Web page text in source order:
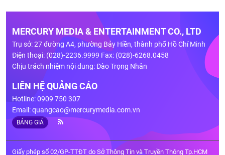
MERCURY MEDIA & ENTERTAINMENT CO., LTD
Trụ sở: 27 đường A4, phường Bảy Hiền, thành phố Hồ Chí Minh
Điện thoại: (028)-2236.9999 Fax: (028)-6268.0458
Chịu trách nhiệm nội dung: Đào Trọng Nhân
LIÊN HỆ QUẢNG CÁO
Hotline: 0909 750 307
Email:quangcao@mercurymedia.com.vn
BẢNG GIÁ
Giấy phép số 02/GP-TTĐT do Sở Thông Tin và Truyền Thông Tp.HCM